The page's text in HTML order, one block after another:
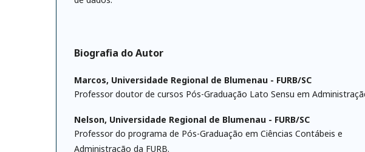
Biografia do Autor
Marcos, Universidade Regional de Blumenau - FURB/SC
Professor doutor de cursos Pós-Graduação Lato Sensu em
Nelson, Universidade Regional de Blumenau - FURB/SC
Professor do programa de Pós-Graduação em Ciências Contábeis e
Administração da FURB.